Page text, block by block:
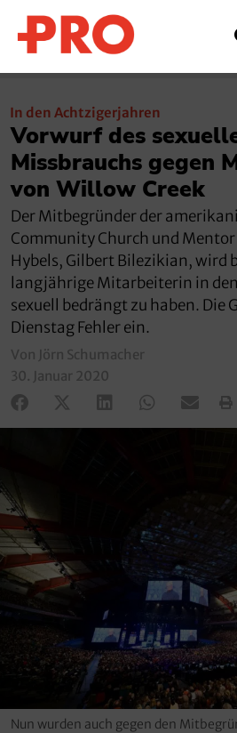
In den Achtzigerjahren
Vorwurf des
Missbrauchs gegen
von Willow Creek
Der Mitbegründer der
Community Church und Mentor
Hybels, Gilbert Bilezikian, wird
langjährige Mitarbeiterin in
sexuell bedrängt zu haben. Die
Dienstag Fehler ein.
Von Jörn Schumacher
30. Januar 2020
Nun wurden auch gegen den